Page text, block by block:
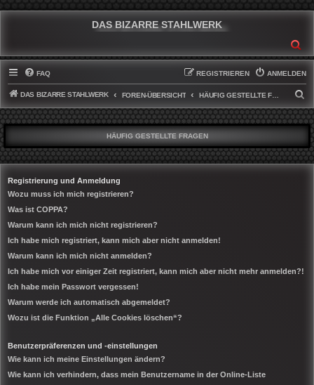
DAS BIZARRE STAHLWERK
FAQ ANMELDEN
REGISTRIEREN
DAS BIZARRE STAHLWERK FOREN-ÜBERSICHT HÄUFIG GESTELLTE FRAGEN
U
C
H
E
HÄUFIG GESTELLTE FRAGEN
Registrierung und Anmeldung
Wozu muss ich mich registrieren?
Was ist COPPA?
Warum kann ich mich nicht registrieren?
Ich habe mich registriert, kann mich aber nicht anmelden!
Warum kann ich mich nicht anmelden?
Ich habe mich vor einiger Zeit registriert, kann mich aber nicht mehr anmelden?!
Ich habe mein Passwort vergessen!
Warum werde ich automatisch abgemeldet?
Wozu ist die Funktion „Alle Cookies löschen“?
Benutzerpräferenzen und -einstellungen
Wie kann ich meine Einstellungen ändern?
Wie kann ich verhindern, dass mein Benutzername in der Online-Liste